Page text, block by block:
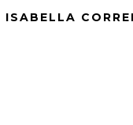
ISABELLA